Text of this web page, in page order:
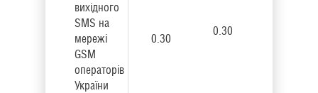
вихідного
SMS на
мережі
GSM
операторів
України
0.30
0.30